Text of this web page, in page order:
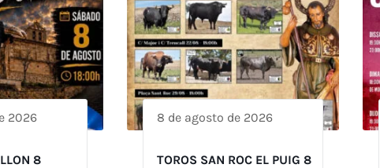
2026
8
8 de agosto de 2026
TOROS SAN ROC EL PUIG 8